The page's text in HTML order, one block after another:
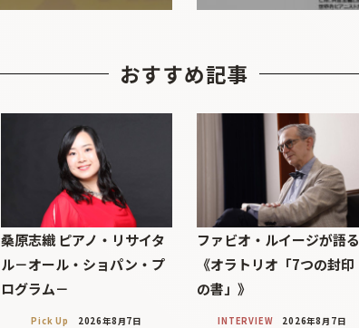
おすすめ記事
桑原志織 ピアノ・リサイタ
ル－オール・ショパン・プ
ログラム－
Pick Up 2026年8月7日
ファビオ・ルイージが語る
《オラトリオ「7つの封印
の書」》
INTERVIEW 2026年8月7日